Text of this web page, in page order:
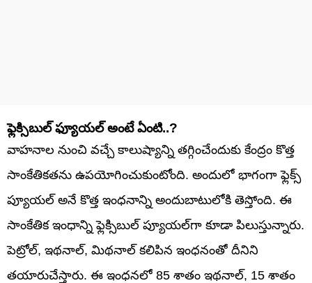
ఫ్లెక్సిబుల్ ఫ్యూయల్ అంటే ఏంటి..?
వాహనాల నుంచి వచ్చే కాలుష్యాన్ని తగ్గించేందుకు కేంద్రం కొత్త
సాంకేతికతను ఉపయోగించుకుంటోంది. అందులో భాగంగా ఫ్లెక్స్
ప్యూయల్ అనే కొత్త ఇంధనాన్ని అందుబాటులోకి తెస్తోంది. ఈ
సాంకేతిక ఇంధాన్ని ఫ్లెక్సిబుల్ ప్యూయల్‌గా కూడా పిలుస్తున్నారు.
పెట్రోల్, ఇథనాల్, మిథనాల్ కలిపిన ఇంధనంతో దీనిని
తయారుచేస్తారు. ఈ ఇంధనలో 85 శాతం ఇథనాల్, 15 శాతం